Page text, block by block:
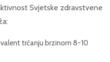
Svjetske zdravstvene
trčanju brzinom 8-10